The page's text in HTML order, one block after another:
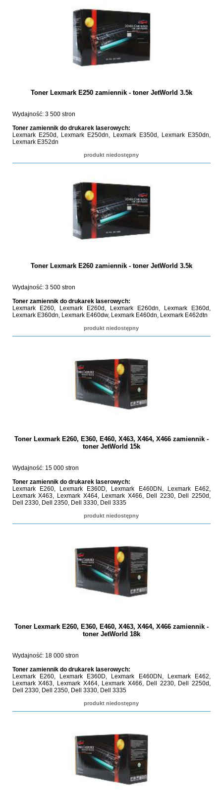
Toner Lexmark E250 zamiennik - toner JetWorld 3.5k
Wydajność: 3 500 stron
Toner zamiennik do drukarek laserowych:
Lexmark E250d, Lexmark E250dn, Lexmark E350d, Lexmark E350dn,
Lexmark E352dn
produkt niedostępny
Toner Lexmark E260 zamiennik - toner JetWorld 3.5k
Wydajność: 3 500 stron
Toner zamiennik do drukarek laserowych:
Lexmark E260, Lexmark E260d, Lexmark E260dn, Lexmark E360d,
Lexmark E360dn, Lexmark E460dw, Lexmark E460dn, Lexmark E462dtn
produkt niedostępny
Toner Lexmark E260, E360, E460, X463, X464, X466 zamiennik -
toner JetWorld 15k
Wydajność: 15 000 stron
Toner zamiennik do drukarek laserowych:
Lexmark E260, Lexmark E360D, Lexmark E460DN, Lexmark E462,
Lexmark X463, Lexmark X464, Lexmark X466, Dell 2230, Dell 2250d,
Dell 2330, Dell 2350, Dell 3330, Dell 3335
produkt niedostępny
Toner Lexmark E260, E360, E460, X463, X464, X466 zamiennik -
toner JetWorld 18k
Wydajność: 18 000 stron
Toner zamiennik do drukarek laserowych:
Lexmark E260, Lexmark E360D, Lexmark E460DN, Lexmark E462,
Lexmark X463, Lexmark X464, Lexmark X466, Dell 2230, Dell 2250d,
Dell 2330, Dell 2350, Dell 3330, Dell 3335
produkt niedostępny